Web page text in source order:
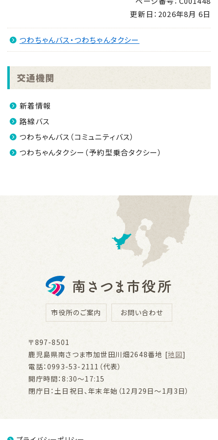
更新日： 2026年8月 6日
つわちゃんバス・つわちゃんタクシー
交通機関
新着情報
路線バス
つわちゃんバス（コミュニティバス）
つわちゃんタクシー（予約型乗合タクシー）
市役所のご案内 お問い合わせ
〒897-8501
鹿児島県南さつま市加世田川畑2648番地 [地図]
電話：0993-53-2111（代表）
開庁時間：8:30～17:15
閉庁日：土日祝日、年末年始（12月29日～1月3日）